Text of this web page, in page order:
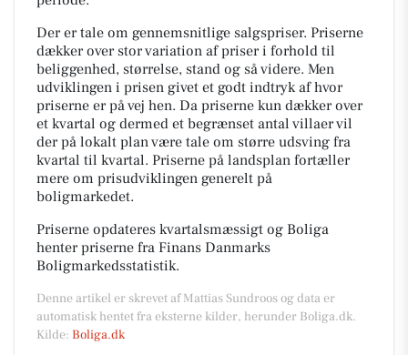
Der er tale om gennemsnitlige salgspriser. Priserne
dækker over stor variation af priser i forhold til
beliggenhed, størrelse, stand og så videre. Men
udviklingen i prisen givet et godt indtryk af hvor
priserne er på vej hen. Da priserne kun dækker over
et kvartal og dermed et begrænset antal villaer vil
der på lokalt plan være tale om større udsving fra
kvartal til kvartal. Priserne på landsplan fortæller
mere om prisudviklingen generelt på
boligmarkedet.
Priserne opdateres kvartalsmæssigt og Boliga
henter priserne fra Finans Danmarks
Boligmarkedsstatistik.
Denne artikel er skrevet af Mattias Sundroos og data er
automatisk hentet fra eksterne kilder, herunder Boliga.dk.
Kilde: Boliga.dk